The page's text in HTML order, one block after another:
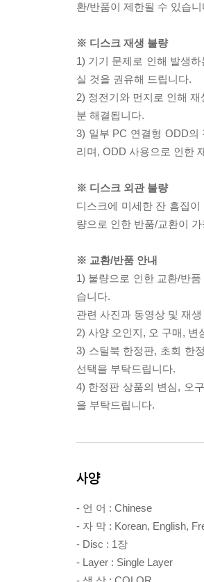
환/반품이 제한될 수 있습니
※ 디스크 재생 불량
1) 기기 문제로 인해 발생
실 것을 권유해 드립니다.
2) 정전기와 먼지로 인해
분 해결됩니다.
3) 일부 PC 연결형 ODD의
리며, ODD 사용으로 인한
※ 디스크 외관 불량
디스크에 미세한 잔 흠집
량으로 인한 반품/교환이
※ 교환/반품 안내
1) 불량으로 인한 교환/반
습니다.
관련 사진과 동영상 및 재
2) 사양 오인지, 오 구매,
3) 스틸북 한정판, 초회 한
선택을 부탁드립니다.
4) 한정판 상품의 변심, 오
을 부탁드립니다.
사양
- 언 어 : Chinese
- 자 막 : Korean, English,
- Disc : 1장
- Layer : Single Layer